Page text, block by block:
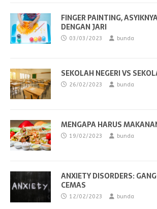
FINGER PAINTING,
DENGAN JARI
03/03/2023 bunda
SEKOLAH NEGERI VS
26/02/2023 bunda
MENGAPA HARUS
19/02/2023 bunda
ANXIETY DISORDERS:
CEMAS
12/02/2023 bunda